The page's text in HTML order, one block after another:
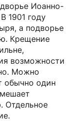
Иоанно-
1901 году
а подворье
Крещение
возможности
Можно
обычно один
Отдельное